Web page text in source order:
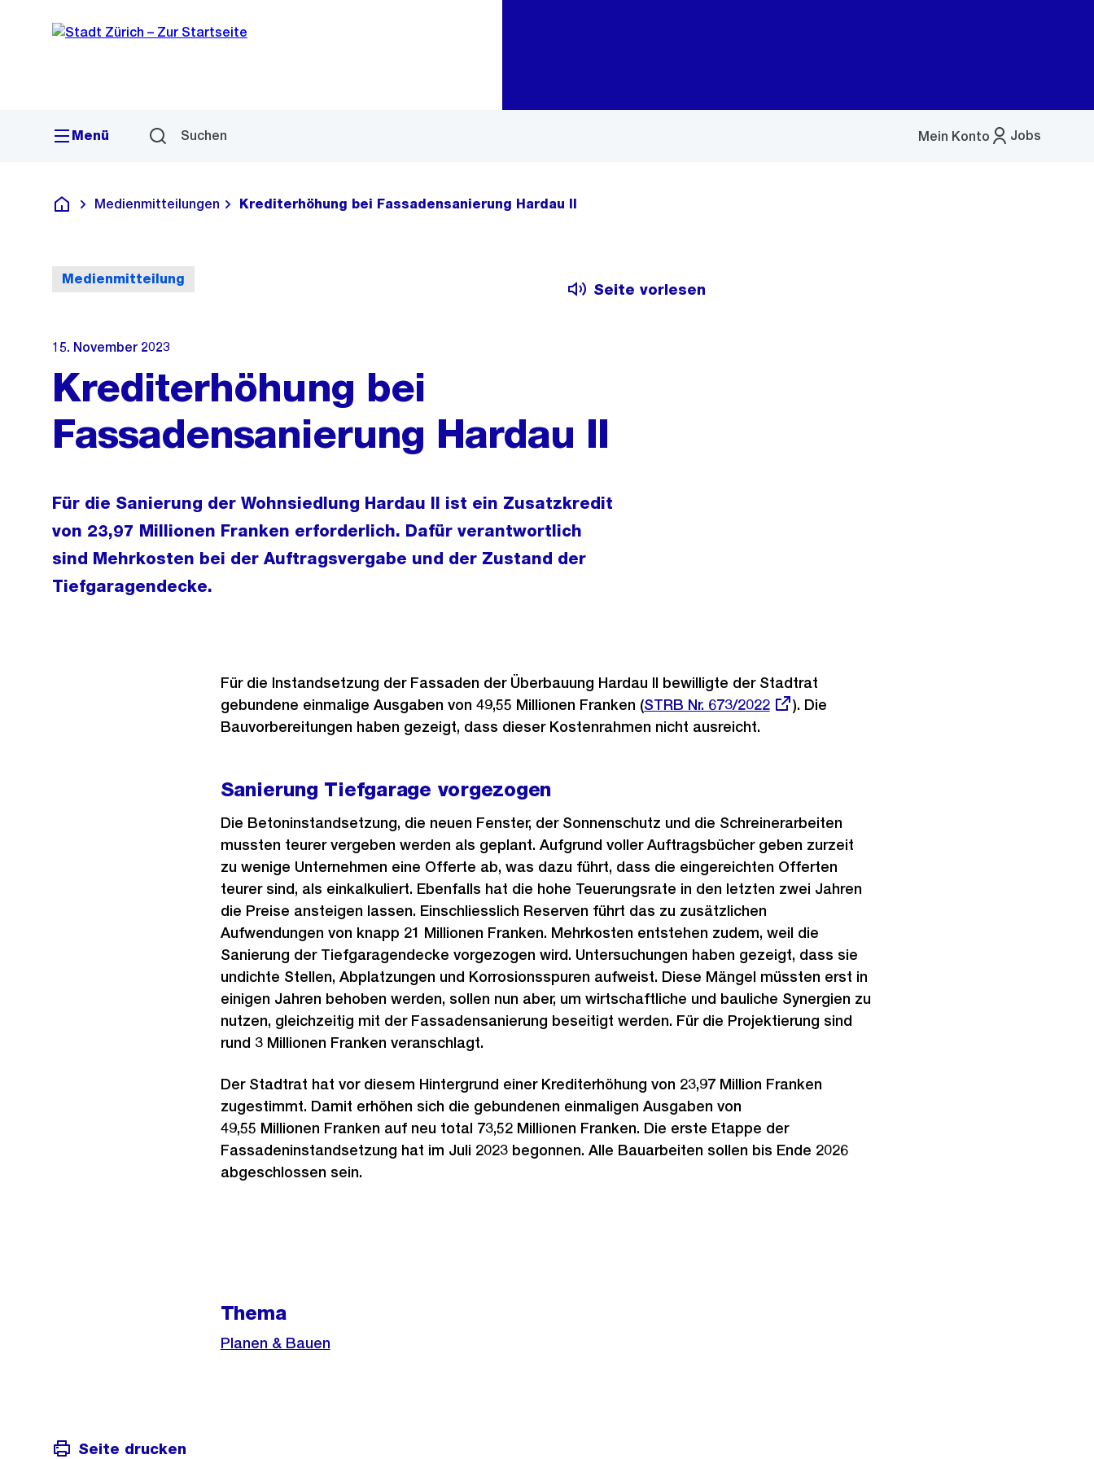
Navigation
Sprunglink
Menü Suchen Jobs
Mein Konto
Menü
Deutsch
Medienmitteilungen Krediterhöhung bei Fassadensanierung Hardau II
Medienmitteilung
Seite vorlesen
15. November 2023
Krediterhöhung bei
Fassadensanierung Hardau II
Für die Sanierung der Wohnsiedlung Hardau II ist ein Zusatzkredit
von 23,97 Millionen Franken erforderlich. Dafür verantwortlich
sind Mehrkosten bei der Auftragsvergabe und der Zustand der
Tiefgaragendecke.
Für die Instandsetzung der Fassaden der Überbauung Hardau II bewilligte der Stadtrat
gebundene einmalige Ausgaben von 49,55 Millionen Franken (Externer
Link:
STRB Nr. 673/2022
). Die
Bauvorbereitungen haben gezeigt, dass dieser Kostenrahmen nicht ausreicht.
Sanierung Tiefgarage vorgezogen
Die Betoninstandsetzung, die neuen Fenster, der Sonnenschutz und die Schreinerarbeiten
mussten teurer vergeben werden als geplant. Aufgrund voller Auftragsbücher geben zurzeit
zu wenige Unternehmen eine Offerte ab, was dazu führt, dass die eingereichten Offerten
teurer sind, als einkalkuliert. Ebenfalls hat die hohe Teuerungsrate in den letzten zwei Jahren
die Preise ansteigen lassen. Einschliesslich Reserven führt das zu zusätzlichen
Aufwendungen von knapp 21 Millionen Franken. Mehrkosten entstehen zudem, weil die
Sanierung der Tiefgaragendecke vorgezogen wird. Untersuchungen haben gezeigt, dass sie
undichte Stellen, Abplatzungen und Korrosionsspuren aufweist. Diese Mängel müssten erst in
einigen Jahren behoben werden, sollen nun aber, um wirtschaftliche und bauliche Synergien zu
nutzen, gleichzeitig mit der Fassadensanierung beseitigt werden. Für die Projektierung sind
rund 3 Millionen Franken veranschlagt.
Der Stadtrat hat vor diesem Hintergrund einer Krediterhöhung von 23,97 Million Franken
zugestimmt. Damit erhöhen sich die gebundenen einmaligen Ausgaben von
49,55 Millionen Franken auf neu total 73,52 Millionen Franken. Die erste Etappe der
Fassadeninstandsetzung hat im Juli 2023 begonnen. Alle Bauarbeiten sollen bis Ende 2026
abgeschlossen sein.
Thema
Planen & Bauen
Seite drucken